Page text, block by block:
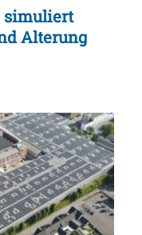
simuliert
Alterung